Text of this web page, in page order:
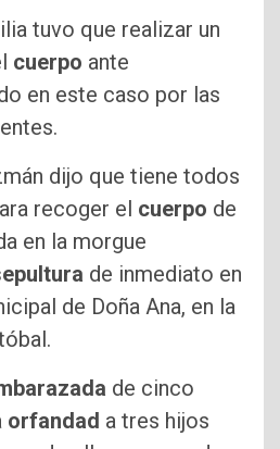
tuvo que realizar un
cuerpo ante
en este caso por las
dijo que tiene todos
recoger el cuerpo de
en la morgue
de inmediato en
de Doña Ana, en la
de cinco
orfandad a tres hijos